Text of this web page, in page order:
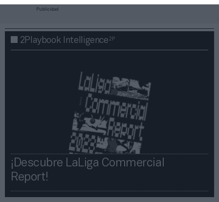
Publicidad
2Playbook Intelligence2P
¡Descubre LaLiga Commercial
Report!​​